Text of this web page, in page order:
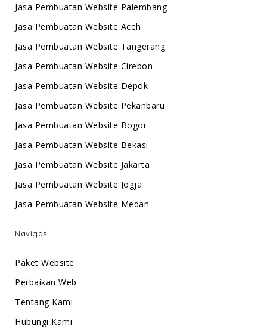
Jasa Pembuatan Website Palembang
Jasa Pembuatan Website Aceh
Jasa Pembuatan Website Tangerang
Jasa Pembuatan Website Cirebon
Jasa Pembuatan Website Depok
Jasa Pembuatan Website Pekanbaru
Jasa Pembuatan Website Bogor
Jasa Pembuatan Website Bekasi
Jasa Pembuatan Website Jakarta
Jasa Pembuatan Website Jogja
Jasa Pembuatan Website Medan
Navigasi
Paket Website
Perbaikan Web
Tentang Kami
Hubungi Kami